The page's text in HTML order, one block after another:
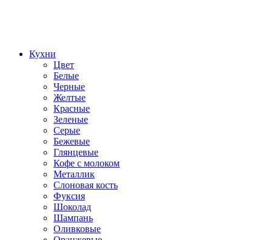
Кухни
Цвет
Белые
Черные
Желтые
Красные
Зеленые
Серые
Бежевые
Глянцевые
Кофе с молоком
Металлик
Слоновая кость
Фуксия
Шоколад
Шампань
Оливковые